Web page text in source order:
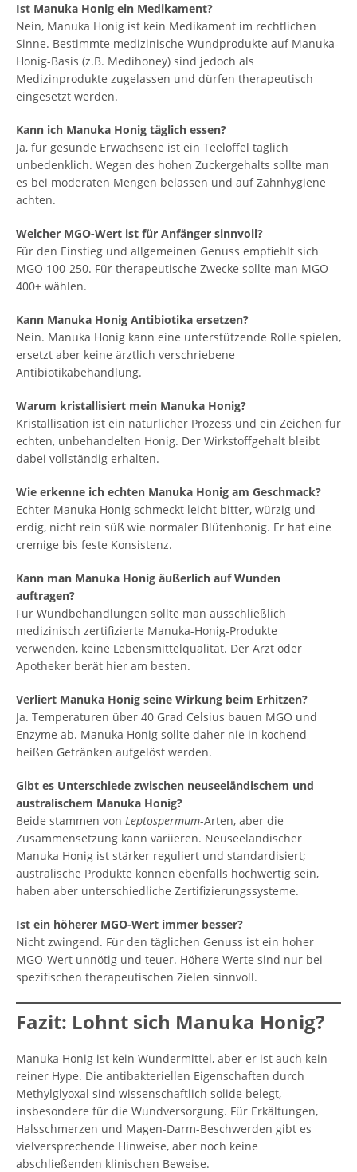
Ist Manuka Honig ein Medikament?
Nein, Manuka Honig ist kein Medikament im rechtlichen
Sinne. Bestimmte medizinische Wundprodukte auf Manuka-
Honig-Basis (z.B. Medihoney) sind jedoch als
Medizinprodukte zugelassen und dürfen therapeutisch
eingesetzt werden.
Kann ich Manuka Honig täglich essen?
Ja, für gesunde Erwachsene ist ein Teelöffel täglich
unbedenklich. Wegen des hohen Zuckergehalts sollte man
es bei moderaten Mengen belassen und auf Zahnhygiene
achten.
Welcher MGO-Wert ist für Anfänger sinnvoll?
Für den Einstieg und allgemeinen Genuss empfiehlt sich
MGO 100-250. Für therapeutische Zwecke sollte man MGO
400+ wählen.
Kann Manuka Honig Antibiotika ersetzen?
Nein. Manuka Honig kann eine unterstützende Rolle spielen,
ersetzt aber keine ärztlich verschriebene
Antibiotikabehandlung.
Warum kristallisiert mein Manuka Honig?
Kristallisation ist ein natürlicher Prozess und ein Zeichen für
echten, unbehandelten Honig. Der Wirkstoffgehalt bleibt
dabei vollständig erhalten.
Wie erkenne ich echten Manuka Honig am Geschmack?
Echter Manuka Honig schmeckt leicht bitter, würzig und
erdig, nicht rein süß wie normaler Blütenhonig. Er hat eine
cremige bis feste Konsistenz.
Kann man Manuka Honig äußerlich auf Wunden
auftragen?
Für Wundbehandlungen sollte man ausschließlich
medizinisch zertifizierte Manuka-Honig-Produkte
verwenden, keine Lebensmittelqualität. Der Arzt oder
Apotheker berät hier am besten.
Verliert Manuka Honig seine Wirkung beim Erhitzen?
Ja. Temperaturen über 40 Grad Celsius bauen MGO und
Enzyme ab. Manuka Honig sollte daher nie in kochend
heißen Getränken aufgelöst werden.
Gibt es Unterschiede zwischen neuseeländischem und
australischem Manuka Honig?
Beide stammen von Leptospermum-Arten, aber die
Zusammensetzung kann variieren. Neuseeländischer
Manuka Honig ist stärker reguliert und standardisiert;
australische Produkte können ebenfalls hochwertig sein,
haben aber unterschiedliche Zertifizierungssysteme.
Ist ein höherer MGO-Wert immer besser?
Nicht zwingend. Für den täglichen Genuss ist ein hoher
MGO-Wert unnötig und teuer. Höhere Werte sind nur bei
spezifischen therapeutischen Zielen sinnvoll.
Fazit: Lohnt sich Manuka Honig?
Manuka Honig ist kein Wundermittel, aber er ist auch kein
reiner Hype. Die antibakteriellen Eigenschaften durch
Methylglyoxal sind wissenschaftlich solide belegt,
insbesondere für die Wundversorgung. Für Erkältungen,
Halsschmerzen und Magen-Darm-Beschwerden gibt es
vielversprechende Hinweise, aber noch keine
abschließenden klinischen Beweise.